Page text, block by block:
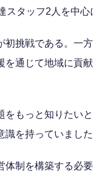
タッフ2人を中心
挑戦である。一
通じて地域に貢
をもっと知りたい
を持っていました
制を構築する必